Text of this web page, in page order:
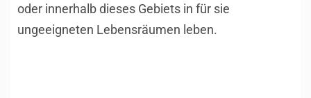
oder innerhalb dieses Gebiets in für sie
ungeeigneten Lebensräumen leben.